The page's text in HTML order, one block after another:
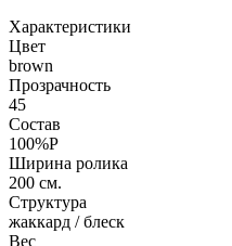
Характеристики
Цвет
brown
Прозрачность
45
Состав
100%P
Ширина ролика
200 см.
Структура
жаккард / блеск
Вес